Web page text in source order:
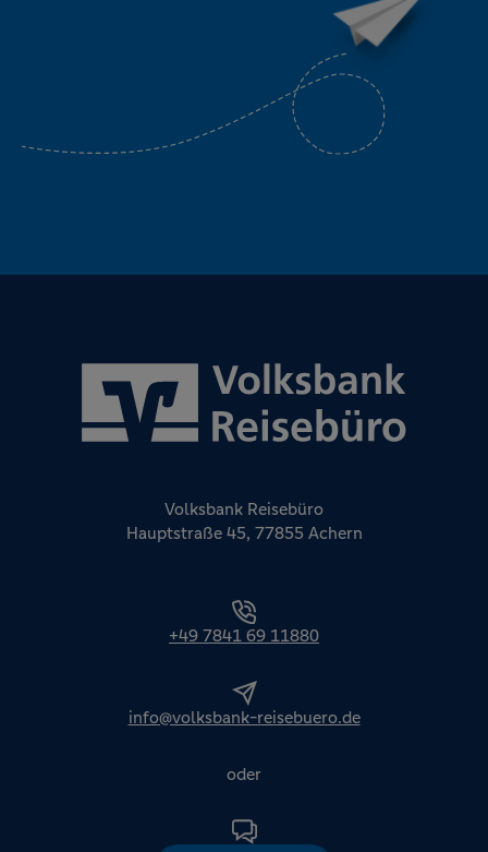
Volksbank Reisebüro
Hauptstraße 45, 77855 Achern
+49 7841 69 11880
info@volksbank-reisebuero.de
oder